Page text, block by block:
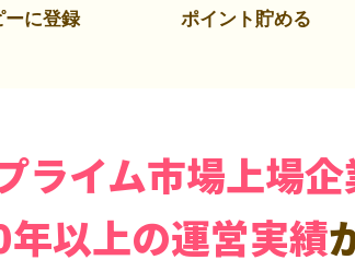
ーに登録 ポイント貯める
ライム市場上場企
以上の運営実績